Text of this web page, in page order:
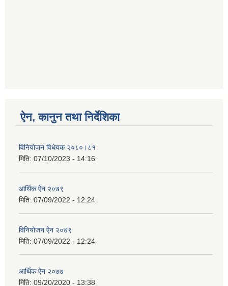
ऐन, कानुन तथा निर्देशिका
विनियोजन विधेयक २०८०।८१
मिति: 07/10/2023 - 14:16
आर्थिक ऐन २०७९
मिति: 07/09/2022 - 12:24
विनियोजन ऐन २०७९
मिति: 07/09/2022 - 12:24
आर्थिक ऐन २०७७
मिति: 09/20/2020 - 13:38